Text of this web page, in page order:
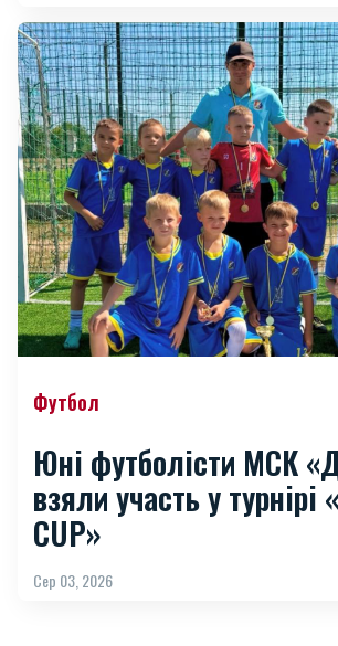
Футбол
Юні футболісти МСК
взяли участь у турнірі
CUP»
Сер 03, 2026